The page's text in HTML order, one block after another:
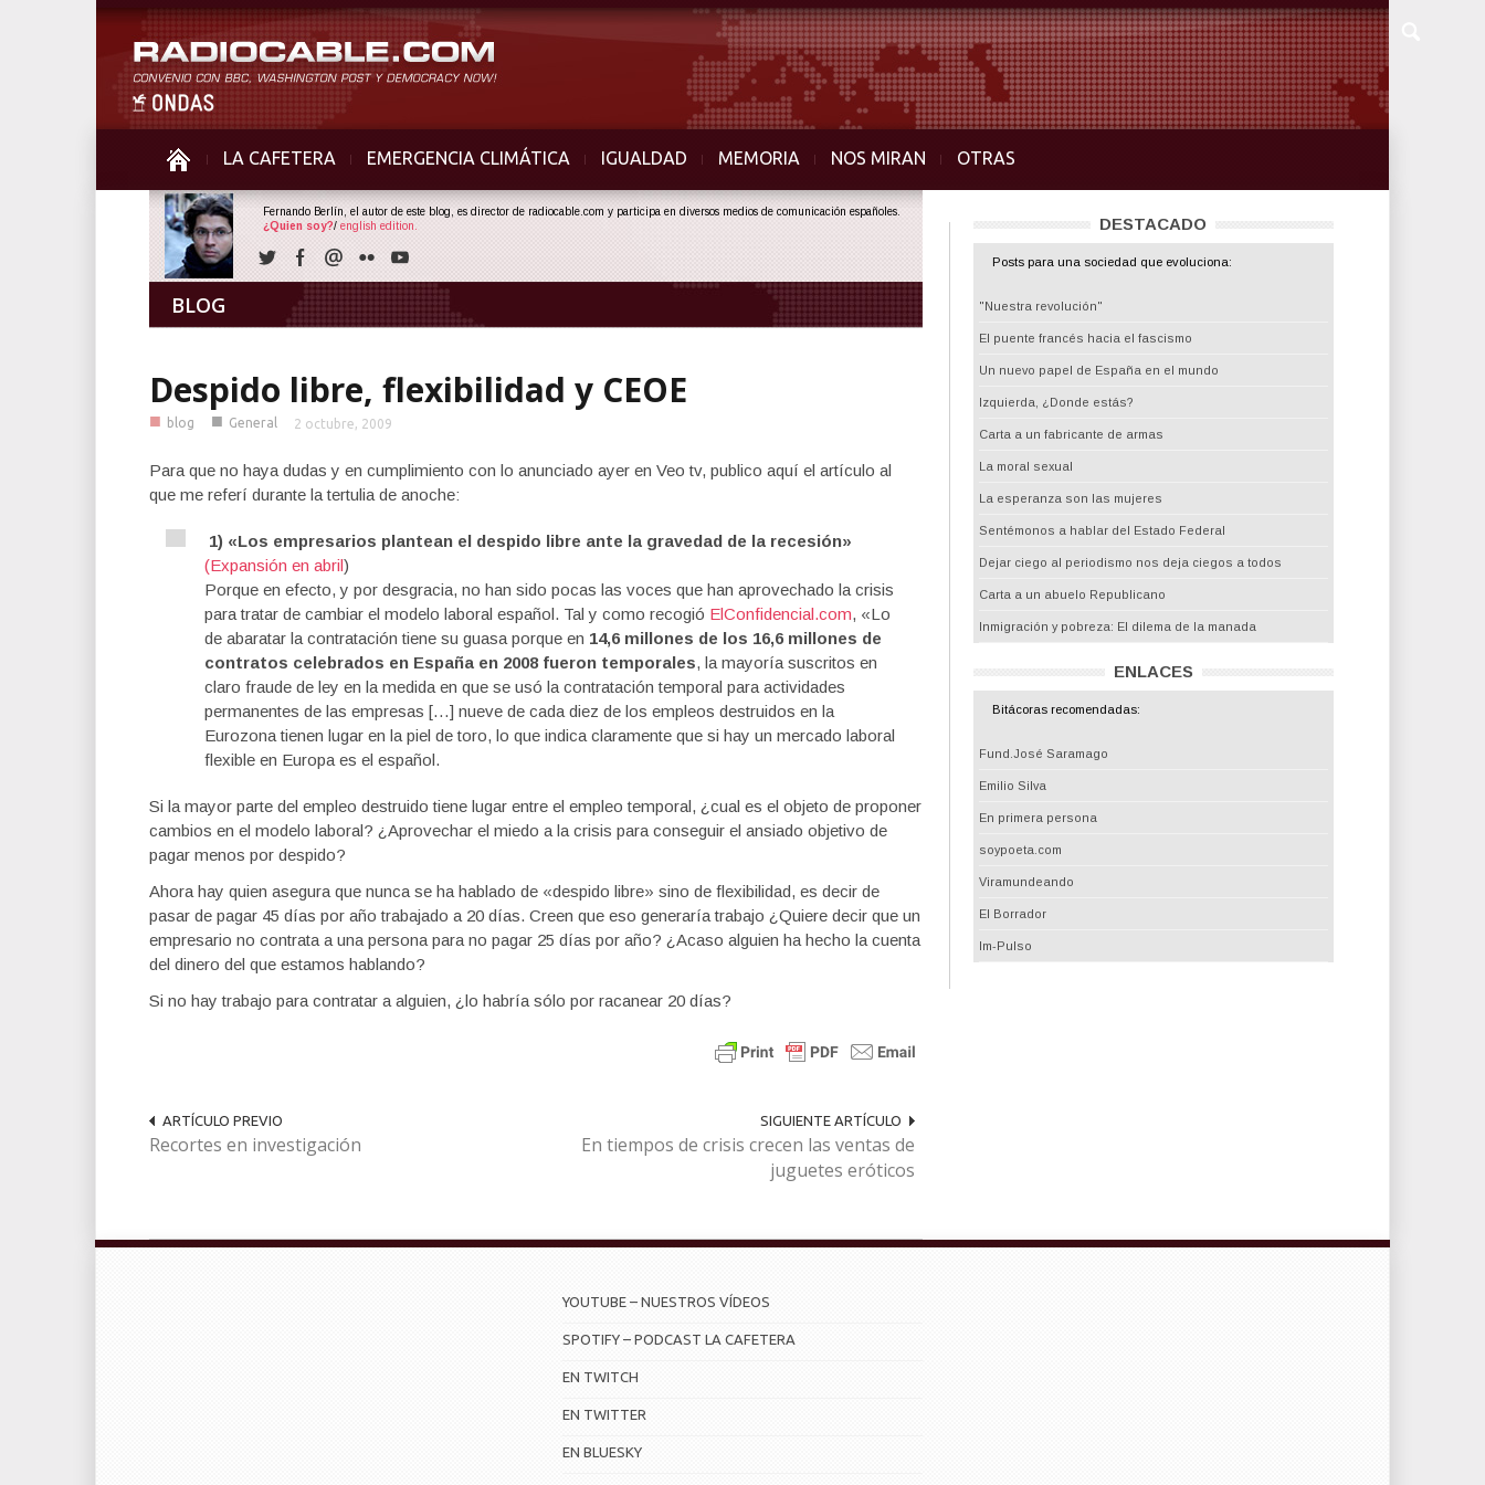
LA CAFETERA EMERGENCIA CLIMÁTICA IGUALDAD MEMORIA NOS MIRAN OTRAS
BLOG
Fernando Berlín, el autor de este blog, es director de radiocable.com y participa en diversos medios de comunicación españoles.
¿Quien soy?/ english edition.
Despido libre, flexibilidad y CEOE
■ blog ■ General 2 octubre, 2009
Para que no haya dudas y en cumplimiento con lo anunciado ayer en Veo tv, publico aquí el artículo al
que me referí durante la tertulia de anoche:
1) «Los empresarios plantean el despido libre ante la gravedad de la recesión»
(Expansión en abril)
Porque en efecto, y por desgracia, no han sido pocas las voces que han aprovechado la crisis
para tratar de cambiar el modelo laboral español. Tal y como recogió ElConfidencial.com, «Lo
de abaratar la contratación tiene su guasa porque en 14,6 millones de los 16,6 millones de
contratos celebrados en España en 2008 fueron temporales, la mayoría suscritos en
claro fraude de ley en la medida en que se usó la contratación temporal para actividades
permanentes de las empresas […] nueve de cada diez de los empleos destruidos en la
Eurozona tienen lugar en la piel de toro, lo que indica claramente que si hay un mercado laboral
flexible en Europa es el español.
Si la mayor parte del empleo destruido tiene lugar entre el empleo temporal, ¿cual es el objeto de proponer
cambios en el modelo laboral? ¿Aprovechar el miedo a la crisis para conseguir el ansiado objetivo de
pagar menos por despido?
Ahora hay quien asegura que nunca se ha hablado de «despido libre» sino de flexibilidad, es decir de
pasar de pagar 45 días por año trabajado a 20 días. Creen que eso generaría trabajo ¿Quiere decir que un
empresario no contrata a una persona para no pagar 25 días por año? ¿Acaso alguien ha hecho la cuenta
del dinero del que estamos hablando?
Si no hay trabajo para contratar a alguien, ¿lo habría sólo por racanear 20 días?
ARTÍCULO PREVIO
Recortes en investigación
SIGUIENTE ARTÍCULO
En tiempos de crisis crecen las ventas de
juguetes eróticos
DESTACADO
Posts para una sociedad que evoluciona:
"Nuestra revolución"
El puente francés hacia el fascismo
Un nuevo papel de España en el mundo
Izquierda, ¿Donde estás?
Carta a un fabricante de armas
La moral sexual
La esperanza son las mujeres
Sentémonos a hablar del Estado Federal
Dejar ciego al periodismo nos deja ciegos a todos
Carta a un abuelo Republicano
Inmigración y pobreza: El dilema de la manada
ENLACES
Bitácoras recomendadas:
Fund.José Saramago
Emilio Silva
En primera persona
soypoeta.com
Viramundeando
El Borrador
Im-Pulso
YOUTUBE – NUESTROS VÍDEOS
SPOTIFY – PODCAST LA CAFETERA
EN TWITCH
EN TWITTER
EN BLUESKY